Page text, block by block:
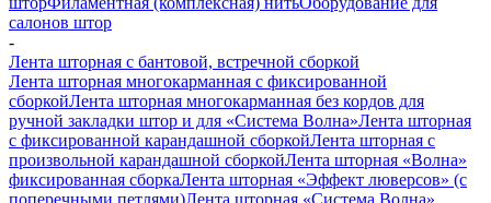
салонов штор
-
Лента шторная с бантовой, встречной сборкой
Лента шторная многокарманная с фиксированной
сборкойЛента шторная многокарманная без кордов для
ручной закладки штор и для «Система Волна»Лента шторная
с фиксированной карандашной сборкойЛента шторная с
произвольной карандашной сборкойЛента шторная «Волна»
фиксированная сборкаЛента шторная «Эффект люверсов» (с
поперечными петлями)Лента шторная «Система Волна»